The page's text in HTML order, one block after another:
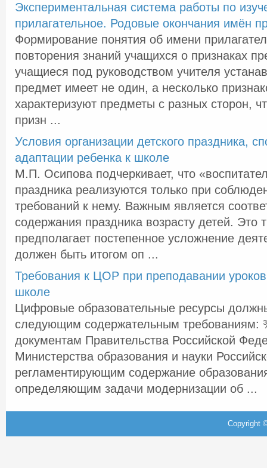
Экспериментальная система работы по
прилагательное. Родовые окончания имён
Формирование понятия об имени
повторения знаний учащихся о признаках
учащиеся под руководством учителя
предмет имеет не один, а несколько
характеризуют предметы с разных сторон,
призн ...
Условия организации детского праздника,
адаптации ребенка к школе
М.П. Осипова подчеркивает, что
праздника реализуются только при
требований к нему. Важным является
содержания праздника возрасту детей. Это
предполагает постепенное усложнение
должен быть итогом оп ...
Требования к ЦОР при преподавании
школе
Цифровые образовательные ресурсы
следующим содержательным требованиям:
документам Правительства Российской
Министерства образования и науки
регламентирующим содержание
определяющим задачи модернизации об ...
Copyright